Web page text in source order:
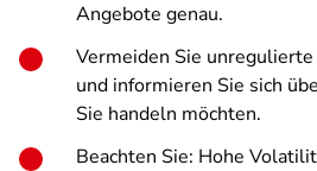
Angebote genau.
Vermeiden Sie
und informieren Sie sich
Sie handeln möchten.
Beachten Sie: Hohe